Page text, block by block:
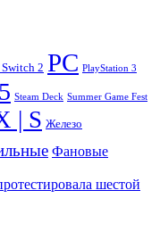
2 PC PlayStation 3
Steam Deck Summer Game Fest
| S Железо
Фановые
шестой